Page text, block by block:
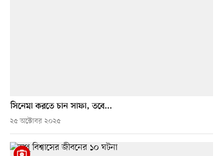
সিনেমা করতে চান সাফা, তবে...
২৫ অক্টোবর ২০২৫